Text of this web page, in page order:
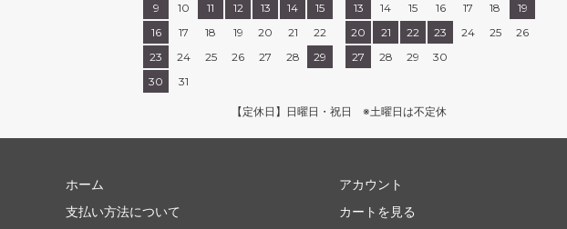
9
10 11 12 13 14
15
16
17 18 19 20 21
22
23
24 25 26 27 28
29
30
31
13
14 15 16 17 18
19
20
21 22 23 24 25
26
27
28 29 30
【定休日】日曜日・祝日 ※土曜日は不定休
ホーム
支払い方法について
アカウント
カートを見る